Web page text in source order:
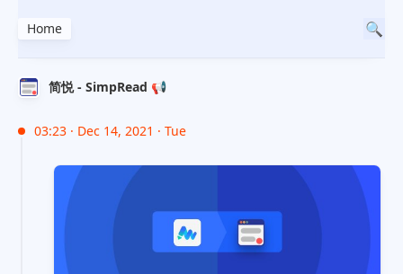
简悦 - SimpRead 📢
03:23 · Dec 14, 2021 · Tue
Home